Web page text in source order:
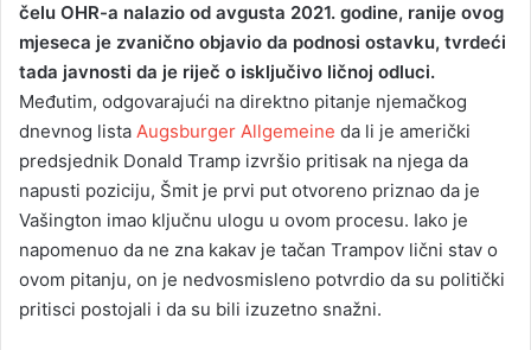
čelu OHR-a nalazio od avgusta 2021. godine, ranije ovog
mjeseca je zvanično objavio da podnosi ostavku, tvrdeći
tada javnosti da je riječ o isključivo ličnoj odluci.
Međutim, odgovarajući na direktno pitanje njemačkog
dnevnog lista Augsburger Allgemeine da li je američki
predsjednik Donald Tramp izvršio pritisak na njega da
napusti poziciju, Šmit je prvi put otvoreno priznao da je
Vašington imao ključnu ulogu u ovom procesu. Iako je
napomenuo da ne zna kakav je tačan Trampov lični stav o
ovom pitanju, on je nedvosmisleno potvrdio da su politički
pritisci postojali i da su bili izuzetno snažni.